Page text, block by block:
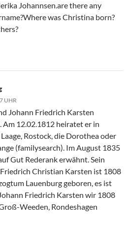
Johannsen.are there any
was Christina born?
UHR
Johann Friedrich Karsten
12.02.1812 heiratet er in
Rostock, die Dorothea oder
(familysearch). Im August 1835
Gut Rederank erwähnt. Sein
Christian Karsten ist 1808
Lauenburg geboren, es ist
Friedrich Karsten wir 1808
Weeden, Rondeshagen